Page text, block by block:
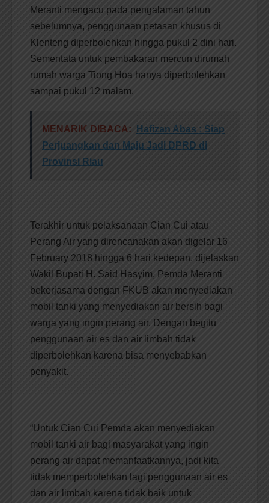
Meranti mengacu pada pengalaman tahun
sebelumnya, penggunaan petasan khusus di
Klenteng diperbolehkan hingga pukul 2 dini hari.
Sementata untuk pembakaran mercun dirumah
rumah warga Tiong Hoa hanya diperbolehkan
sampai pukul 12 malam.
MENARIK DIBACA:
Hafizan Abas : Siap
Perjuangkan dan Maju Jadi DPRD di
Provinsi Riau
Terakhir untuk pelaksanaan Cian Cui atau
Perang Air yang direncanakan akan digelar 16
February 2018 hingga 6 hari kedepan, dijelaskan
Wakil Bupati H. Said Hasyim, Pemda Meranti
bekerjasama dengan FKUB akan menyediakan
mobil tanki yang menyediakan air bersih bagi
warga yang ingin perang air. Dengan begitu
penggunaan air es dan air limbah tidak
diperbolehkan karena bisa menyebabkan
penyakit.
“Untuk Cian Cui Pemda akan menyediakan
mobil tanki air bagi masyarakat yang ingin
perang air dapat memanfaatkannya, jadi kita
tidak memperbolehkan lagi penggunaan air es
dan air limbah karena tidak baik untuk